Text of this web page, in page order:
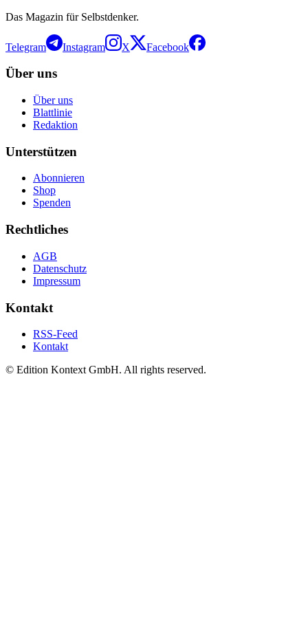
Das Magazin für Selbstdenker.
Telegram Instagram X Facebook
Über uns
Über uns
Blattlinie
Redaktion
Unterstützen
Abonnieren
Shop
Spenden
Rechtliches
AGB
Datenschutz
Impressum
Kontakt
RSS-Feed
Kontakt
© Edition Kontext GmbH. All rights reserved.